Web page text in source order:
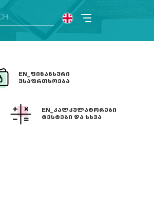
EN_ᲤᲘᲜᲐᲜᲡᲣᲠᲘ
ᲣᲡᲐᲤᲠᲗᲮᲝᲔᲑᲐ
EN_ᲙᲐᲚᲙᲣᲚᲐᲢᲝᲠᲔᲑᲘ
ᲢᲔᲡᲢᲔᲑᲘ ᲓᲐ ᲡᲮᲕᲐ